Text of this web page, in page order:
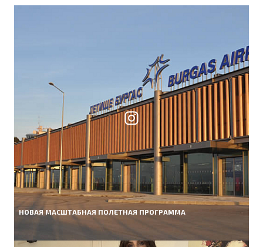
НОВАЯ МАСШТАБНАЯ ПОЛЕТНАЯ ПРОГРАММА